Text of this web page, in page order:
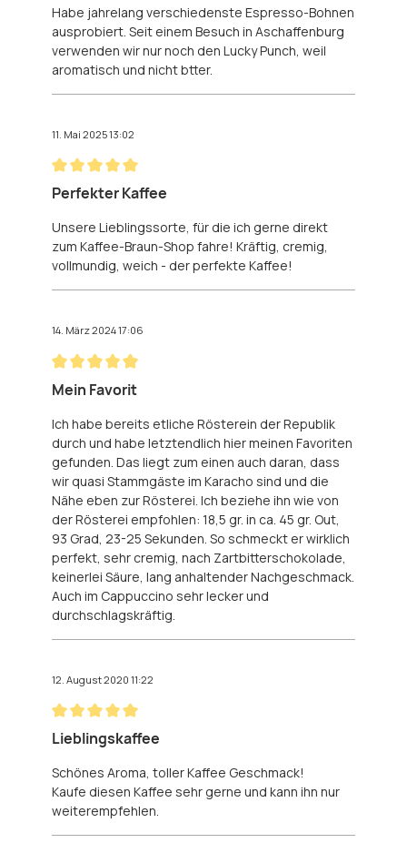
Habe jahrelang verschiedenste Espresso-Bohnen
ausprobiert. Seit einem Besuch in Aschaffenburg
verwenden wir nur noch den Lucky Punch, weil
aromatisch und nicht btter.
11. Mai 2025 13:02
Bewertung mit 5 von 5 Sternen
Perfekter Kaffee
Unsere Lieblingssorte, für die ich gerne direkt
zum Kaffee-Braun-Shop fahre! Kräftig, cremig,
vollmundig, weich - der perfekte Kaffee!
14. März 2024 17:06
Bewertung mit 5 von 5 Sternen
Mein Favorit
Ich habe bereits etliche Rösterein der Republik
durch und habe letztendlich hier meinen Favoriten
gefunden. Das liegt zum einen auch daran, dass
wir quasi Stammgäste im Karacho sind und die
Nähe eben zur Rösterei. Ich beziehe ihn wie von
der Rösterei empfohlen: 18,5 gr. in ca. 45 gr. Out,
93 Grad, 23-25 Sekunden. So schmeckt er wirklich
perfekt, sehr cremig, nach Zartbitterschokolade,
keinerlei Säure, lang anhaltender Nachgeschmack.
Auch im Cappuccino sehr lecker und
durchschlagskräftig.
12. August 2020 11:22
Bewertung mit 5 von 5 Sternen
Lieblingskaffee
Schönes Aroma, toller Kaffee Geschmack!
Kaufe diesen Kaffee sehr gerne und kann ihn nur
weiterempfehlen.